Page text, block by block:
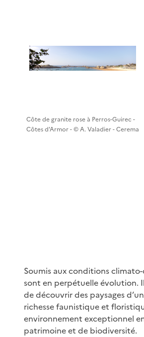
Côte de granite rose à Perros-Guirec -
Côtes d'Armor - © A. Valadier - Cerema
Soumis aux conditions
sont en perpétuelle évolution.
de découvrir des paysages
richesse faunistique et
environnement exceptionnel
patrimoine et de biodiversité.